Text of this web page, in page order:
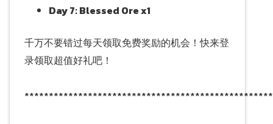
Day 7: Blessed Ore x1
千万不要错过每天领取免费奖励的机会！快来登
录领取超值好礼吧！